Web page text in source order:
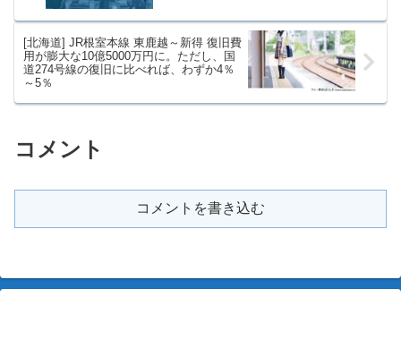
[北海道] JR根室本線 東鹿越～新得 復旧費
用が膨大な10億5000万円に。ただし、国
道274号線の復旧に比べれば、わずか4％
～5％
コメント
コメントを書き込む